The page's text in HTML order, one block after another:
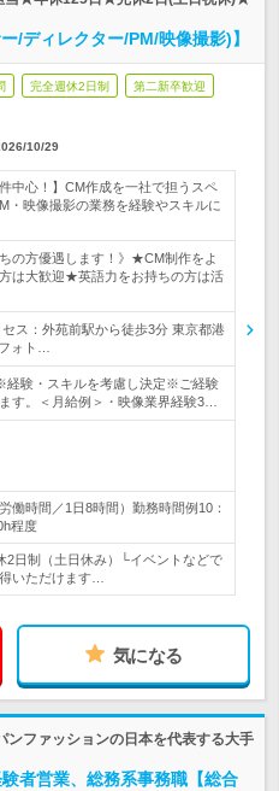
/ディレクター/PM/映像撮影)】
完全週休2日制 第二新卒歓迎
10/29
中心！】CM作成を一社で担うスペ
・映像撮影の業務を経験やスキルに
の方優遇します！》★CM制作をよ
は大歓迎★英語力をお持ちの方は活
セス：外苑前駅から徒歩3分 東京都港
ォト…
経験・スキルを考慮し決定※ご経験
す。＜月給例＞・映像業界経験3…
働時間／1日8時間）勤務時間例10：
程度
日制（土日休み）└イベントなどで
いただけます…
気になる
ンファッションの日本を代表する大手
者営業、総務系事務職【総合